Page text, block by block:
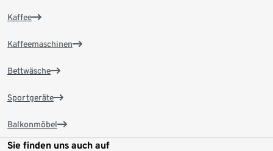
Kaffee
Kaffeemaschinen
Bettwäsche
Sportgeräte
Balkonmöbel
Sie finden uns auch auf